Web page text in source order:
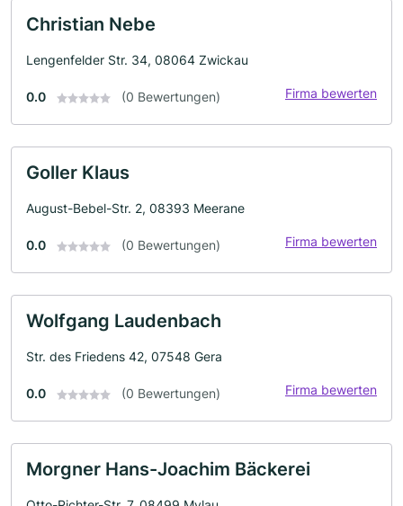
Christian Nebe
Lengenfelder Str. 34, 08064 Zwickau
0.0 (0 Bewertungen) Firma bewerten
Goller Klaus
August-Bebel-Str. 2, 08393 Meerane
0.0 (0 Bewertungen) Firma bewerten
Wolfgang Laudenbach
Str. des Friedens 42, 07548 Gera
0.0 (0 Bewertungen) Firma bewerten
Morgner Hans-Joachim Bäckerei